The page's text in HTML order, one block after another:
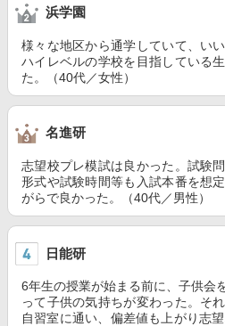
浜学園
様々な地区から通学していて、い
ハイレベルの学校を目指している
た。（40代／女性）
名進研
志望校プレ模試は良かった。試験
形式や試験時間等も入試本番を想
がらで良かった。（40代／男性）
日能研
6年生の授業が始まる前に、子供会
って子供の気持ちが変わった。そ
自習室に通い、偏差値も上がり志